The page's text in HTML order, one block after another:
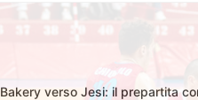
Bakery verso Jesi: il prepartita